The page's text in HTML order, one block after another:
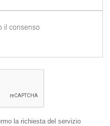
il consenso
la richiesta del servizio